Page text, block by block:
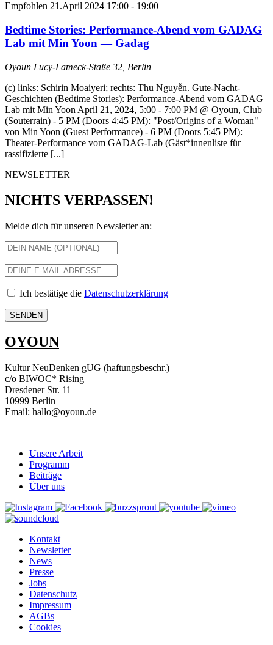
Empfohlen 21.April 2024 17:00 - 19:00
Bedtime Stories: Performance-Abend vom GADAG
Lab mit Min Yoon — Gadag
Oyoun Lucy-Lameck-Staße 32, Berlin
(c) links: Schirin Moaiyeri; rechts: Thu Nguyễn. Gute-Nacht-
Geschichten (Bedtime Stories): Performance-Abend vom GADAG
Lab mit Min Yoon April 21, 2024, 5:00 - 7:00 PM @ Oyoun, Club
(Souterrain) - 5 PM (Doors 4:45 PM): "Post/Origins of a Woman"
von Min Yoon (Guest Performance) - 6 PM (Doors 5:45 PM):
Theater-Performance vom GADAG-Lab (Gäst*innenliste für
rassifizierte [...]
NEWSLETTER
NICHTS VERPASSEN!
Melde dich für unseren Newsletter an:
Ich bestätige die Datenschutzerklärung
OYOUN
Kultur NeuDenken gUG (haftungsbeschr.)
c/o BIWOC* Rising
Dresdener Str. 11
10999 Berlin
Email: hallo@oyoun.de
Unsere Arbeit
Programm
Beiträge
Über uns
Kontakt
Newsletter
News
Presse
Jobs
Datenschutz
Impressum
AGBs
Cookies